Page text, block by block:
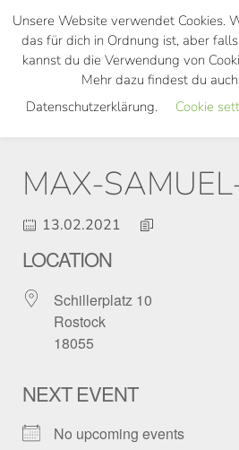
Skip
main
MAX-
13.02.2021
LOCATION
Schillerplatz 10
Rostock
18055
NEXT EVENT
No upcoming events
Unsere Website verwendet Cookies.
das für dich in Ordnung ist, aber
kannst du die Verwendung von
Mehr dazu findest du
Datenschutzerklärung.
Cookie